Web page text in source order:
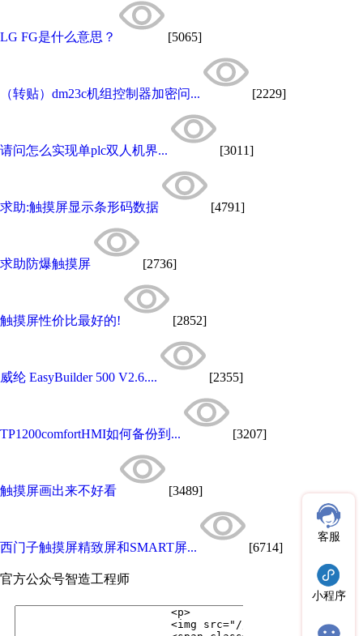
LG FG是什么意思？ [5065]
（转贴）dm23c机组控制器加密问... [2229]
请问怎么实现单plc双人机界... [3011]
求助:触摸屏显示条形码数据 [4791]
求助防爆触摸屏 [2736]
触摸屏性价比最好的! [2852]
威纶 EasyBuilder 500 V2.6.... [2355]
TP1200comfortHMI如何备份到... [3207]
触摸屏画出来不好看 [3489]
西门子触摸屏精致屏和SMART屏... [6714]
官方公众号智造工程师
客服
小程序